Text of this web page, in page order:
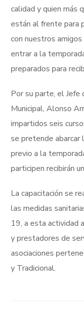
calidad y quien más
están al frente para
con nuestros
entrar a la
preparados para
Por su parte, el Jefe
Municipal, Alonso
impartidos seis
se pretende
previo a la
participen recibirán
La capacitación se
las medidas
19, a esta actividad
y prestadores de
asociaciones
y Tradicional.